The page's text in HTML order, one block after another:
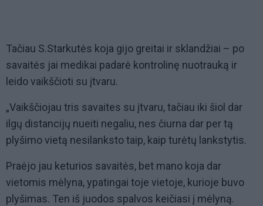
Tačiau S.Starkutės koja gijo greitai ir sklandžiai – po
savaitės jai medikai padarė kontrolinę nuotrauką ir
leido vaikščioti su įtvaru.
„Vaikščiojau tris savaites su įtvaru, tačiau iki šiol dar
ilgų distancijų nueiti negaliu, nes čiurna dar per tą
plyšimo vietą nesilanksto taip, kaip turėtų lankstytis.
Praėjo jau keturios savaitės, bet mano koja dar
vietomis mėlyna, ypatingai toje vietoje, kurioje buvo
plyšimas. Ten iš juodos spalvos keičiasi į mėlyną.